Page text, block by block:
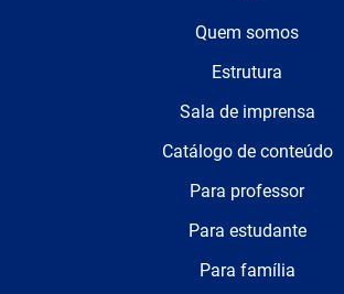
Quem somos
Estrutura
Sala de imprensa
Catálogo de conteúdo
Para professor
Para estudante
Para família